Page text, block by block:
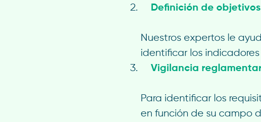
Definición de
Nuestros expertos le
identificar los
Vigilancia
Para identificar los
en función de su campo